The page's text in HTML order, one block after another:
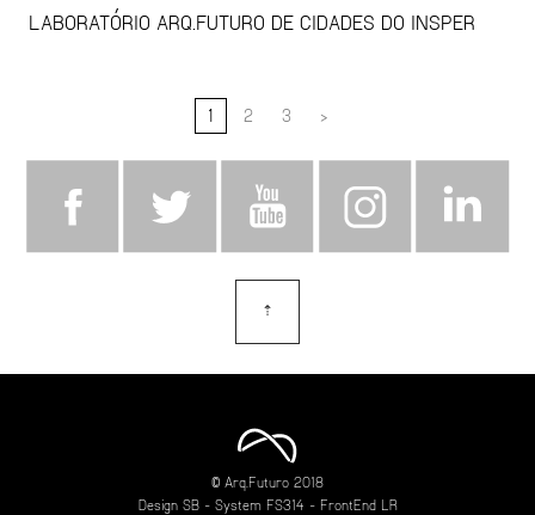
LABORATÓRIO ARQ.FUTURO DE CIDADES DO INSPER
1 2 3 >
⇡
© Arq.Futuro 2018
Design SB- System FS314 - FrontEnd LR